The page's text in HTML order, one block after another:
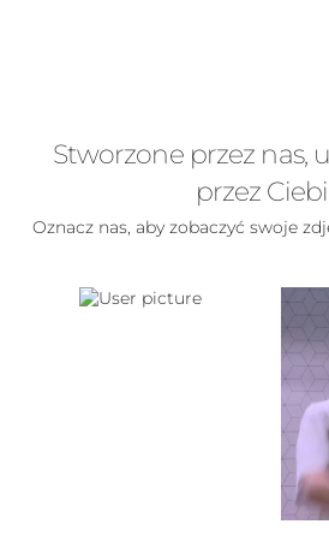
Stworzone przez nas,
przez
Oznacz nas, aby zobaczyć swoje